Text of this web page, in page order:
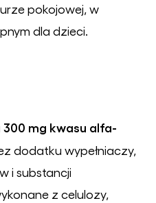
pokojowej, w
dla dzieci.
300 mg kwasu alfa-
dodatku wypełniaczy,
i substancji
z celulozy,